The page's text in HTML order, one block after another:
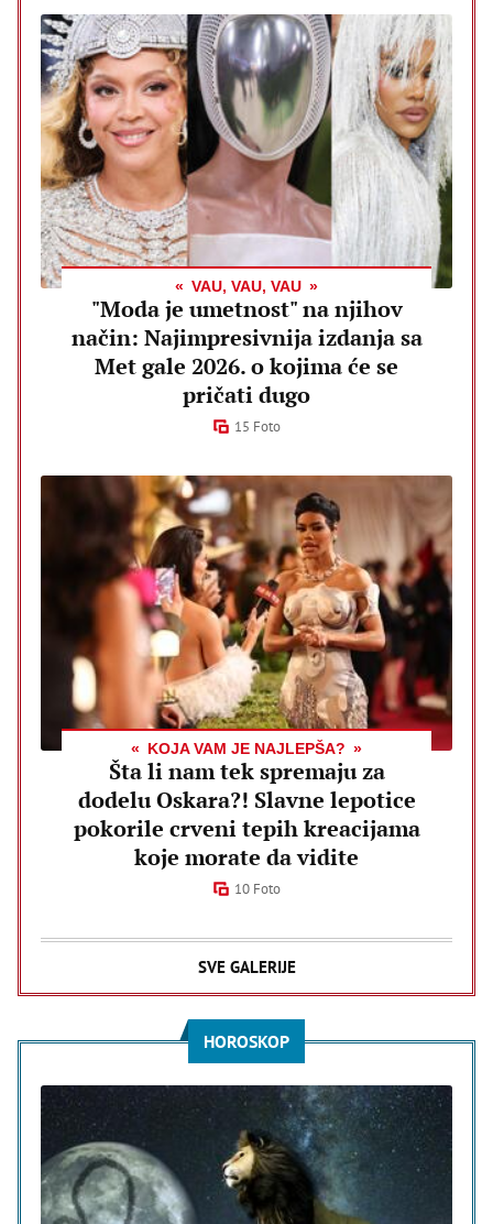
VAU, VAU, VAU
"Moda je umetnost" na njihov
način: Najimpresivnija izdanja sa
Met gale 2026. o kojima će se
pričati dugo
15 Foto
KOJA VAM JE NAJLEPŠA?
Šta li nam tek spremaju za
dodelu Oskara?! Slavne lepotice
pokorile crveni tepih kreacijama
koje morate da vidite
10 Foto
SVE GALERIJE
HOROSKOP